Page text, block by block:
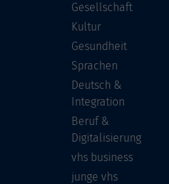
Gesellschaft
Kultur
Gesundheit
Sprachen
Deutsch &
Integration
Beruf &
Digitalisierung
vhs business
junge vhs